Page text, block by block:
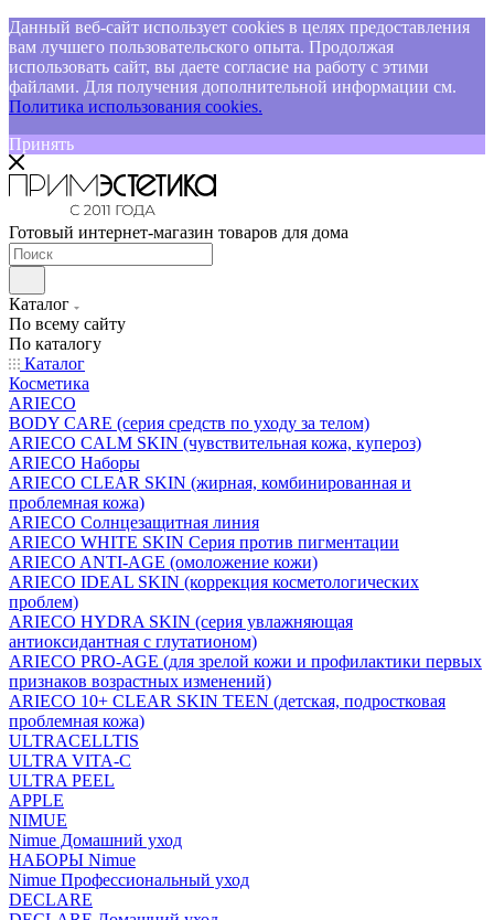
Данный веб-сайт использует cookies в целях предоставления
вам лучшего пользовательского опыта. Продолжая
использовать сайт, вы даете согласие на работу с этими
файлами. Для получения дополнительной информации см.
Политика использования cookies.
Принять
Готовый интернет-магазин товаров для дома
Каталог
По всему сайту
По каталогу
Каталог
Косметика
ARIECO
BODY CARE (серия средств по уходу за телом)
ARIECO CALM SKIN (чувствительная кожа, купероз)
ARIECO Наборы
ARIECO CLEAR SKIN (жирная, комбинированная и
проблемная кожа)
ARIECO Солнцезащитная линия
ARIECO WHITE SKIN Серия против пигментации
ARIECO ANTI-AGE (омоложение кожи)
ARIECO IDEAL SKIN (коррекция косметологических
проблем)
ARIECO HYDRA SKIN (серия увлажняющая
антиоксидантная с глутатионом)
ARIECO PRO-AGE (для зрелой кожи и профилактики первых
признаков возрастных изменений)
ARIECO 10+ CLEAR SKIN TEEN (детская, подростковая
проблемная кожа)
ULTRACELLTIS
ULTRA VITA-C
ULTRA PEEL
APPLE
NIMUE
Nimue Домашний уход
НАБОРЫ Nimue
Nimue Профессиональный уход
DECLARE